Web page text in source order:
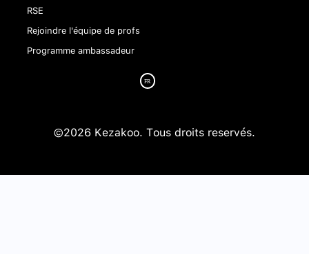
RSE
Rejoindre l'équipe de profs
Programme ambassadeur
©2026 Kezakoo. Tous droits reservés.